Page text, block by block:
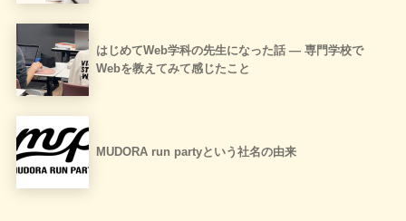
はじめてWeb学科の先生になった話 ― 専門学校で
Webを教えてみて感じたこと
MUDORA run partyという社名の由来